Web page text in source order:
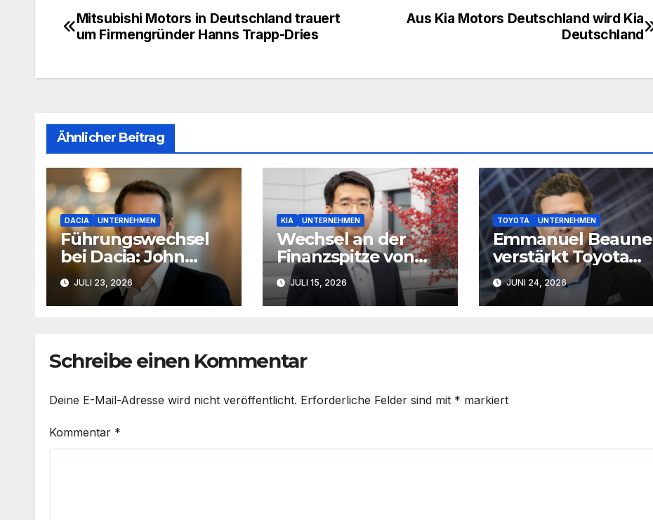
Beitragsnavigation
Aus Kia Motors Deutschland wird Kia
Deutschland
Mitsubishi Motors in Deutschland trauert
um Firmengründer Hanns Trapp-Dries
Ähnlicher Beitrag
DACIA UNTERNEHMEN
Führungswechsel
bei Dacia: John
Cleworth wird
neuer Produktchef
JULI 23, 2026
KIA UNTERNEHMEN
Wechsel an der
Finanzspitze von
Kia Deutschland
JULI 15, 2026
TOYOTA UNTERNEHMEN
Emmanuel Beaune
verstärkt Toyota
Deutschland als
Marketingleiter
JUNI 24, 2026
Schreibe einen Kommentar
Deine E-Mail-Adresse wird nicht veröffentlicht. Erforderliche Felder sind mit * markiert
Kommentar *